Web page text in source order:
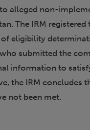
alleged non-
The IRM
eligibility
submitted the
information to
the IRM concludes
not been met.